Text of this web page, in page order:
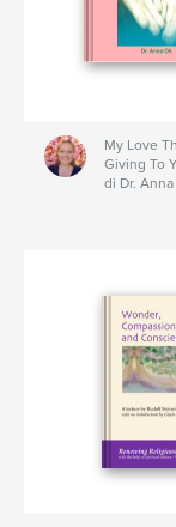
My Love
Giving To
di Dr. Anna